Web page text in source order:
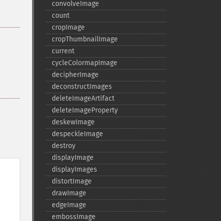
convolveImage
count
cropImage
cropThumbnailImage
current
cycleColormapImage
decipherImage
deconstructImages
deleteImageArtifact
deleteImageProperty
deskewImage
despeckleImage
destroy
displayImage
displayImages
distortImage
drawImage
edgeImage
embossImage